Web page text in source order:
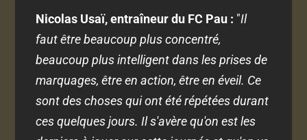
Nicolas Usaï, entraîneur du FC Pau : "Il
faut être beaucoup plus concentré,
beaucoup plus intelligent dans les prises de
marquages, être en action, être en éveil. Ce
sont des choses qui ont été répétées durant
ces quelques jours. Il s'avère qu'on est les